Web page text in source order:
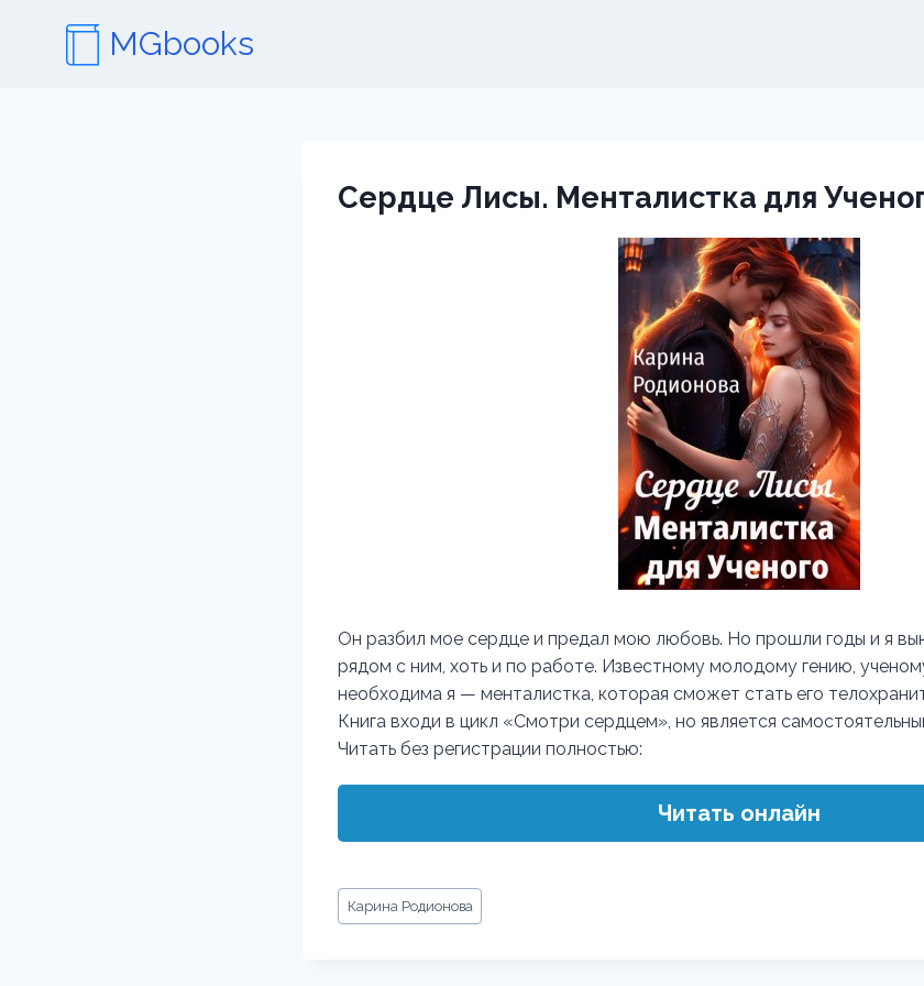
содержимому
MGbooks
Сердце Лисы. Менталистка для
Он разбил мое сердце и предал мою любовь. Но прошли годы и я
рядом с ним, хоть и по работе. Известному молодому гению,
необходима я — менталистка, которая сможет стать его
Книга входи в цикл «Смотри сердцем», но является
Читать без регистрации полностью:
Читать онлайн
Метки
записи:
Карина Родионова